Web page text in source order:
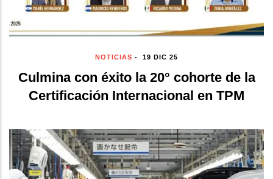
NOTICIAS - 19 DIC 25
Culmina con éxito la 20° cohorte de la
Certificación Internacional en TPM